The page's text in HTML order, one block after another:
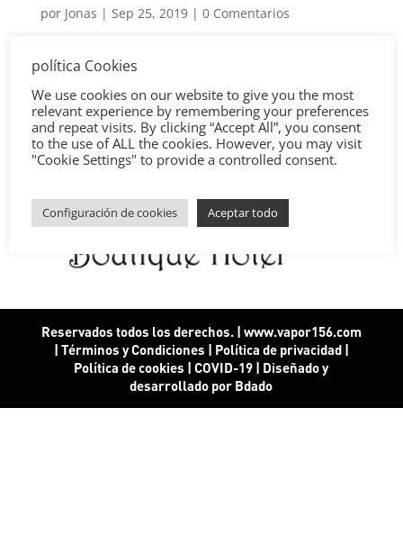
por Jonas | Sep 25, 2019| 0 Comentarios
Reservados todos los derechos. | www.vapor156.com
| Términos y Condiciones | Política de privacidad|
Política de cookies |COVID-19 | Diseñado y
desarrollado por Bdado
política Cookies
We use cookies on our website to give you the most
relevant experience by remembering your preferences
and repeat visits. By clicking “Accept All”, you consent
to the use of ALL the cookies. However, you may visit
"Cookie Settings" to provide a controlled consent.
Configuración de cookies Aceptar todo